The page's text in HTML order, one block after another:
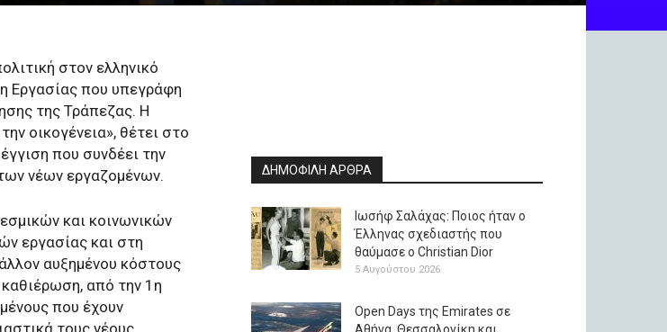
στον ελληνικό
Εργασίας που υπεγράφη
της Τράπεζας. Η
οικογένεια», θέτει στο
που συνδέει την
νέων εργαζομένων.
και κοινωνικών
εργασίας και στη
αυξημένου κόστους
από την 1η
που έχουν
τους νέους
ΔΗΜΟΦΙΛΗ ΑΡΘΡΑ
Ιωσήφ Σαλάχας: Ποιος ήταν ο
Έλληνας σχεδιαστής που
θαύμασε ο Christian Dior
5 Αυγούστου 2026
Open Days της Emirates σε
Αθήνα, Θεσσαλονίκη και